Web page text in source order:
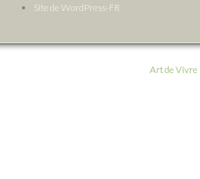
Site de WordPress-FR
Art de Vivre